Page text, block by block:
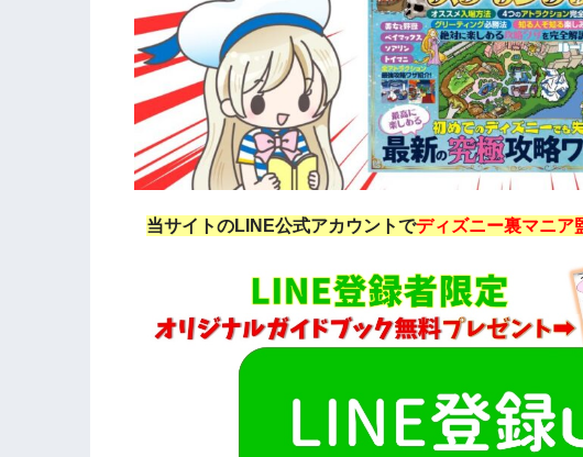
当サイトのLINE公式アカウントでディズニー裏マニア